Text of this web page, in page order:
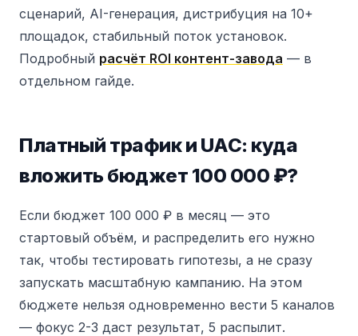
сценарий, AI-генерация, дистрибуция на 10+
площадок, стабильный поток установок.
Подробный расчёт ROI контент-завода — в
отдельном гайде.
Платный трафик и UAC: куда
вложить бюджет 100 000 ₽?
Если бюджет 100 000 ₽ в месяц — это
стартовый объём, и распределить его нужно
так, чтобы тестировать гипотезы, а не сразу
запускать масштабную кампанию. На этом
бюджете нельзя одновременно вести 5 каналов
— фокус 2-3 даст результат, 5 распылит.